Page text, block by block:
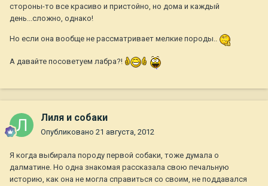
стороны-то все красиво и пристойно, но дома и каждый
день...сложно, однако!
Но если она вообще не рассматривает мелкие породы..
А давайте посоветуем лабра?!
Лиля и собаки
Опубликовано 21 августа, 2012
Я когда выбирала породу первой собаки, тоже думала о
далматине. Но одна знакомая рассказала свою печальную
историю, как она не могла справиться со своим, не поддавался